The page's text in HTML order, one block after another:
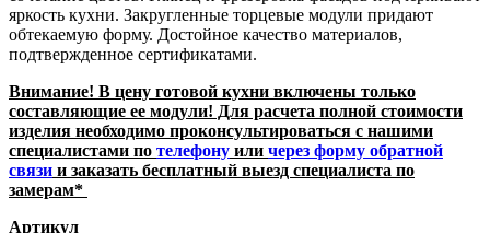
яркость кухни. Закругленные торцевые модули придают
обтекаемую форму. Достойное качество материалов,
подтвержденное сертификатами.
Внимание! В цену готовой кухни включены только
составляющие ее модули! Для расчета полной стоимости
изделия необходимо проконсультироваться с нашими
специалистами по телефону или через форму обратной
связи и заказать бесплатный выезд специалиста по
замерам*
Артикул